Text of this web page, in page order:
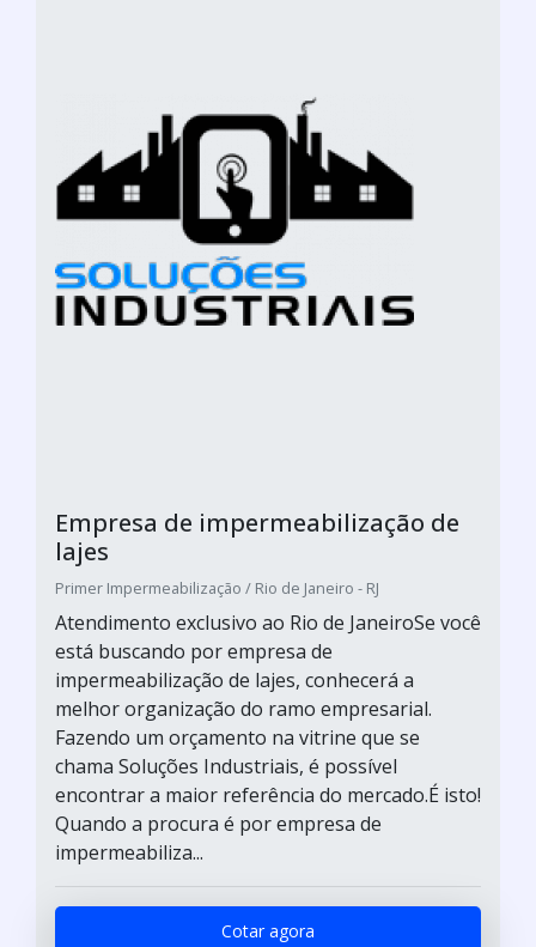
Empresa de impermeabilização de
lajes
Primer Impermeabilização / Rio de Janeiro - RJ
Atendimento exclusivo ao Rio de JaneiroSe você
está buscando por empresa de
impermeabilização de lajes, conhecerá a
melhor organização do ramo empresarial.
Fazendo um orçamento na vitrine que se
chama Soluções Industriais, é possível
encontrar a maior referência do mercado.É isto!
Quando a procura é por empresa de
impermeabiliza...
Cotar agora